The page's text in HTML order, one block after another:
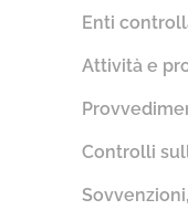
Enti
Attività e
Controlli